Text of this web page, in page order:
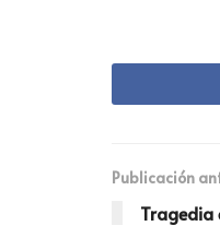
Publicación
Tragedia